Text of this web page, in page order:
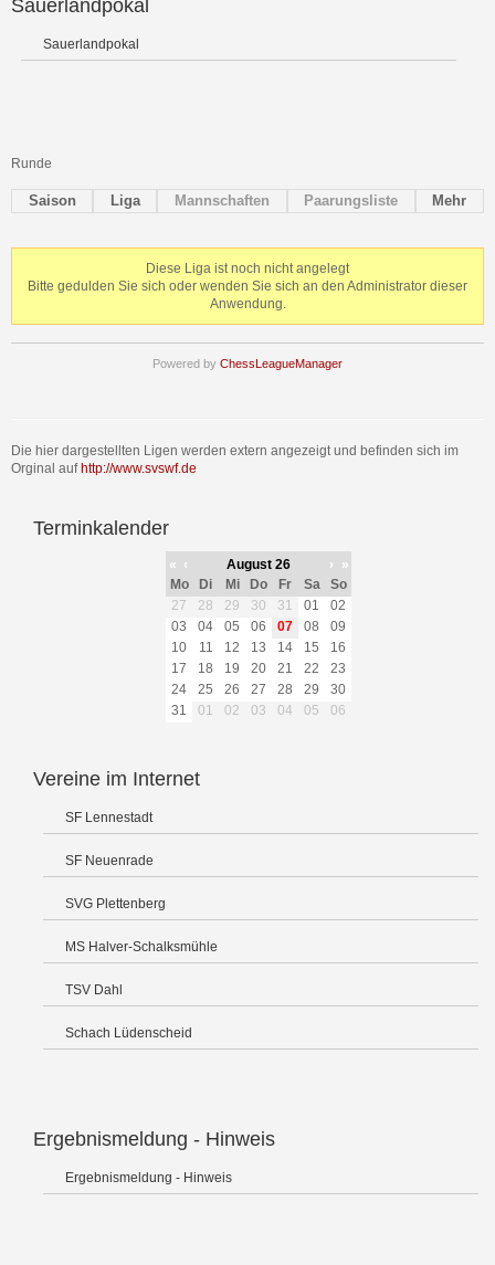
Sauerlandpokal
Sauerlandpokal
Runde
Saison Liga Mannschaften Paarungsliste Mehr
Diese Liga ist noch nicht angelegt
Bitte gedulden Sie sich oder wenden Sie sich an den Administrator dieser
Anwendung.
Powered by ChessLeagueManager
Die hier dargestellten Ligen werden extern angezeigt und befinden sich im
Orginal auf http://www.svswf.de
Terminkalender
« ‹ August 26 ›
»
Mo
Di Mi Do Fr Sa
So
27
28 29 30 31 01
02
03
04 05 06 07 08
09
10
11 12 13 14 15
16
17
18 19 20 21 22
23
24
25 26 27 28 29
30
31
01 02 03 04 05 06
Vereine im Internet
SF Lennestadt
SF Neuenrade
SVG Plettenberg
MS Halver-Schalksmühle
TSV Dahl
Schach Lüdenscheid
Ergebnismeldung - Hinweis
Ergebnismeldung - Hinweis